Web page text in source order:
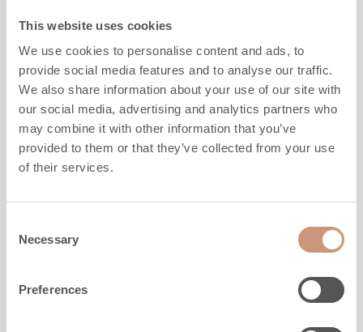
This website uses cookies
We use cookies to personalise content and ads, to
provide social media features and to analyse our traffic.
We also share information about your use of our site with
our social media, advertising and analytics partners who
may combine it with other information that you’ve
provided to them or that they’ve collected from your use
of their services.
Selection
Necessary
Preferences
Hauteur
Largeur
1100
Profondeur
550mm
Poids
1500- 2180kg
l'espace à chauffer
50-90m2
DÉCOUVREZ